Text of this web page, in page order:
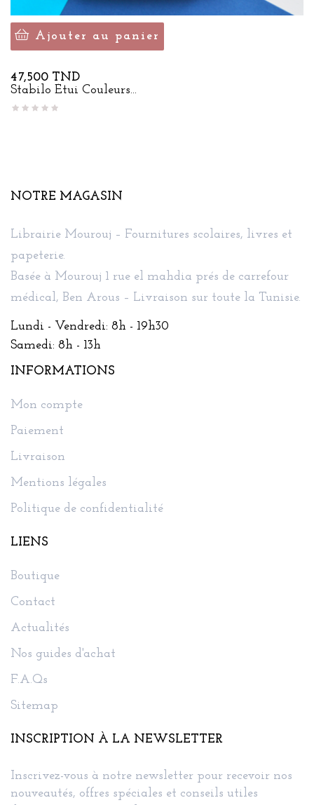
Ajouter au panier
Prix
47,500 TND
Stabilo Étui Couleurs...
NOTRE MAGASIN
Librairie Mourouj – Fournitures scolaires, livres et
papeterie.
Basée à Mourouj 1 rue el mahdia prés de carrefour
médical, Ben Arous – Livraison sur toute la Tunisie.
Lundi - Vendredi: 8h - 19h30
Samedi: 8h - 13h
INFORMATIONS
Mon compte
Paiement
Livraison
Mentions légales
Politique de confidentialité
LIENS
Boutique
Contact
Actualités
Nos guides d'achat
F.A.Qs
Sitemap
INSCRIPTION À LA NEWSLETTER
Inscrivez-vous à notre newsletter pour recevoir nos
nouveautés, offres spéciales et conseils utiles